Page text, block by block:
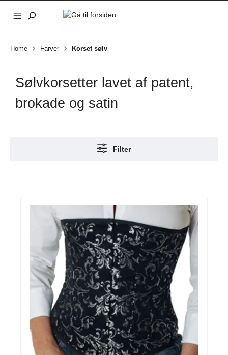
Gå til hovedindhold
Home Farver Korset sølv
Sølvkorsetter lavet af patent,
brokade og satin
Filter